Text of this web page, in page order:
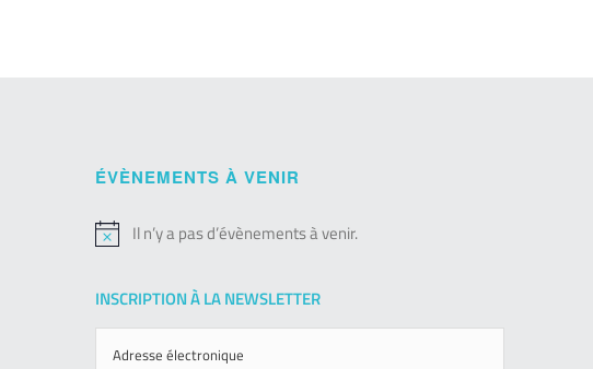
ÉVÈNEMENTS À VENIR
Notice
Il n’y a pas d’évènements à venir.
INSCRIPTION À LA NEWSLETTER